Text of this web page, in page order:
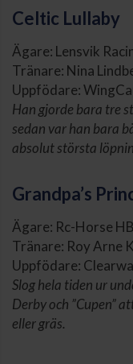
Celtic Lullaby
Ägare: Lensvik
Tränare: Nina
Uppfödare:
Han gjorde bara tre
sedan var han bara
absolut största
Grandpa’s
Ägare: Rc-Horse HB
Tränare: Roy Arne
Uppfödare:
Slog hela tiden ur
Derby och ”Cupen”
eller gräs.